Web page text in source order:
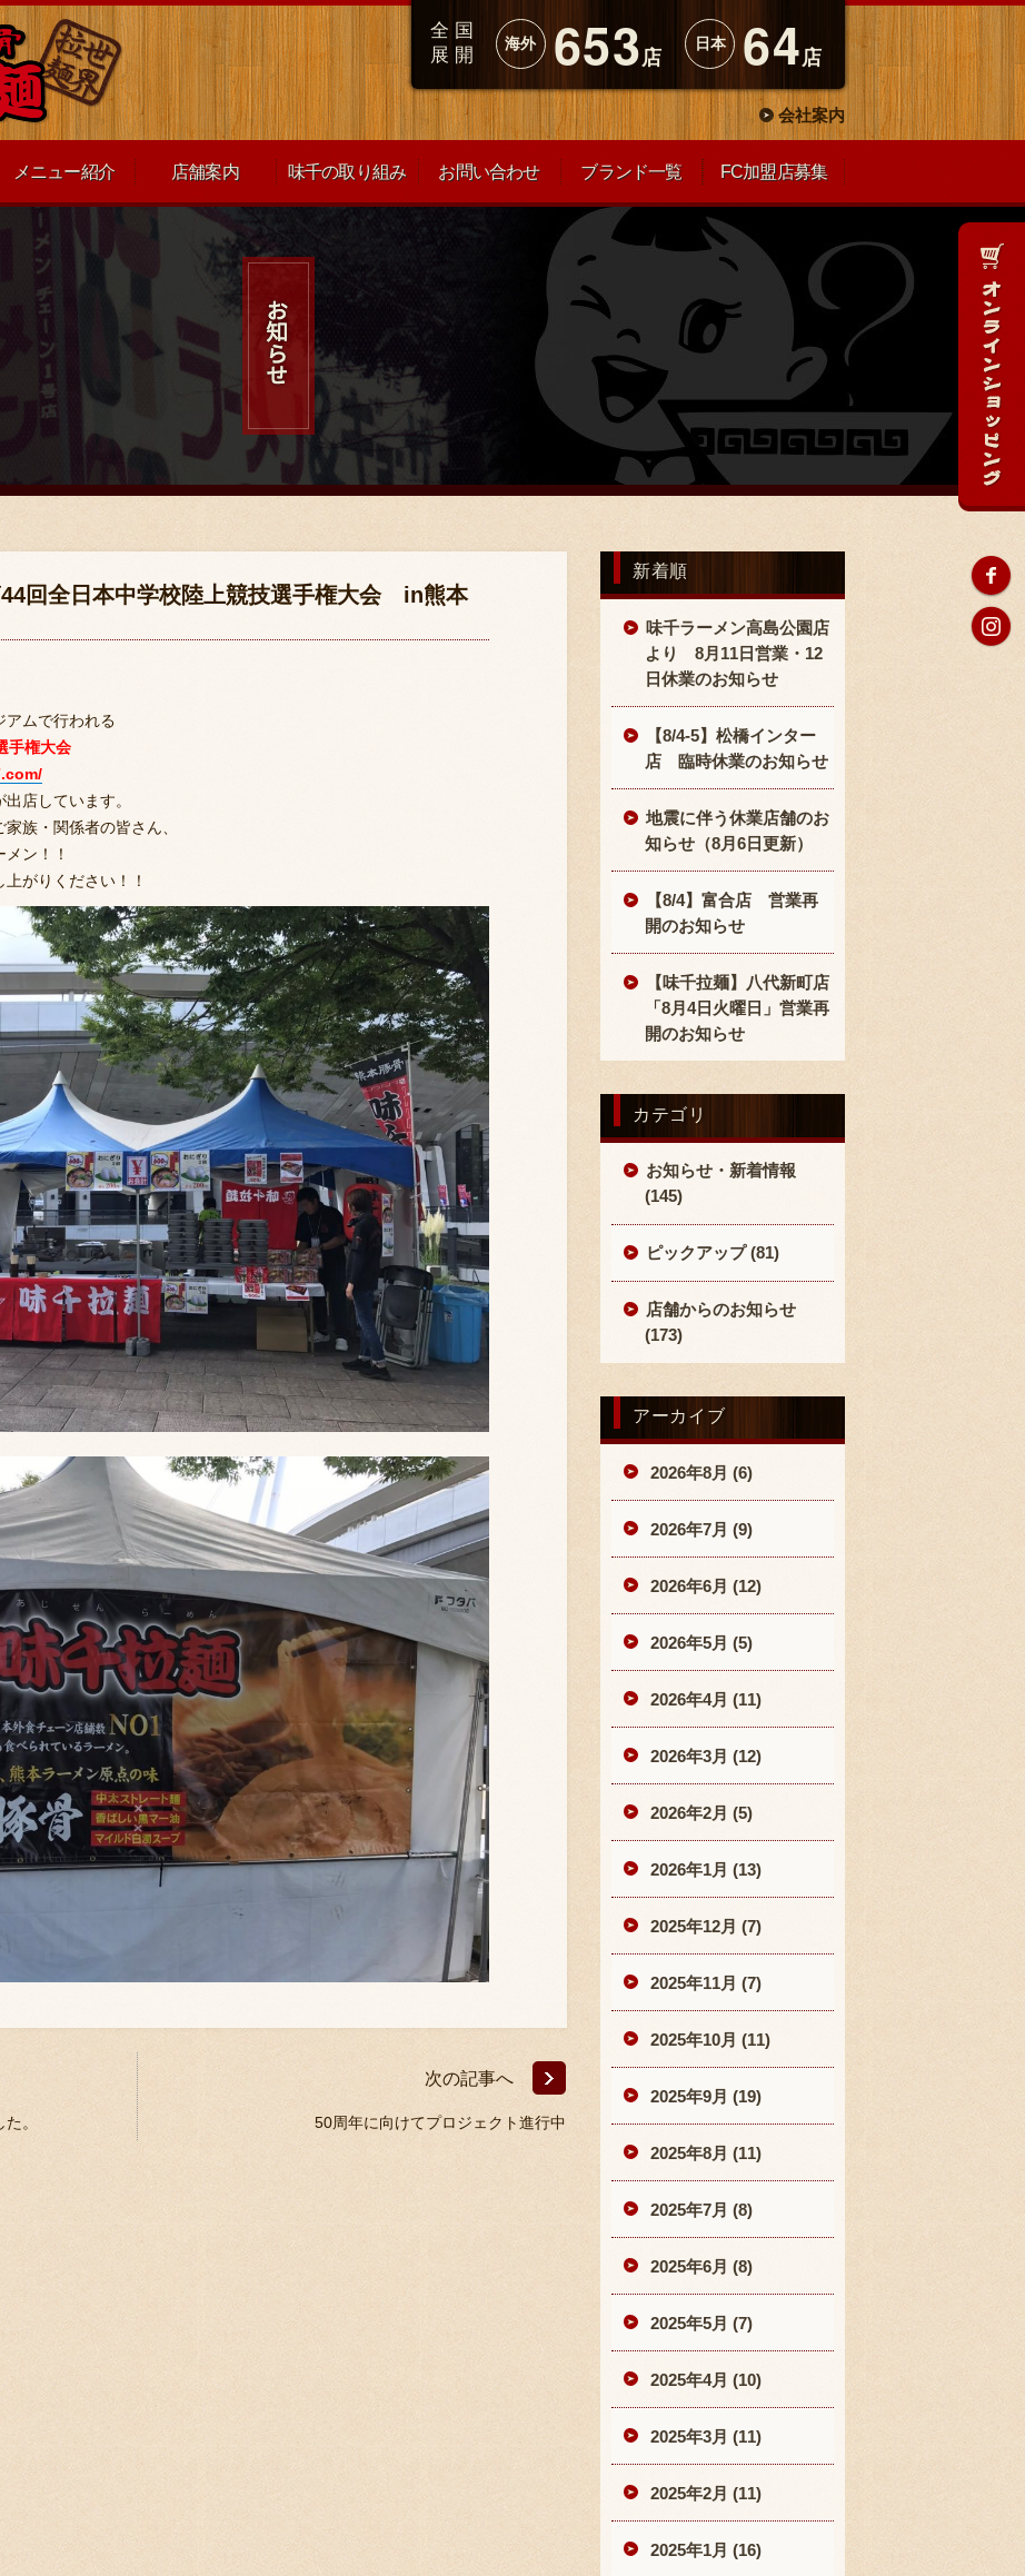
全国
展開
海外 653店
日本 64店
会社案内
メニュー紹介 店舗案内 味千の取り組み お問い合わせ ブランド一覧 FC加盟店募集
回全日本中学校陸上競技選手権大会 in熊本
ムで行われる
手権大会
店しています。
族・関係者の皆さん、
ン！！
がりください！！
。
次の記事へ
50周年に向けてプロジェクト進行中
新着順
味千ラーメン高島公園店
より 8月11日営業・12
日休業のお知らせ
【8/4-5】松橋インター
店 臨時休業のお知らせ
地震に伴う休業店舗のお
知らせ（8月6日更新）
【8/4】富合店 営業再
開のお知らせ
【味千拉麺】八代新町店
「8月4日火曜日」営業再
開のお知らせ
カテゴリ
お知らせ・新着情報
(145)
ピックアップ (81)
店舗からのお知らせ
(173)
アーカイブ
2026年8月 (6)
2026年7月 (9)
2026年6月 (12)
2026年5月 (5)
2026年4月 (11)
2026年3月 (12)
2026年2月 (5)
2026年1月 (13)
2025年12月 (7)
2025年11月 (7)
2025年10月 (11)
2025年9月 (19)
2025年8月 (11)
2025年7月 (8)
2025年6月 (8)
2025年5月 (7)
2025年4月 (10)
2025年3月 (11)
2025年2月 (11)
2025年1月 (16)